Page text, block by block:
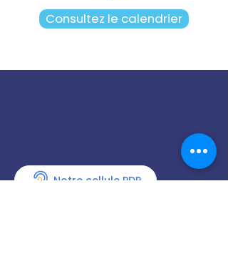
Consultez le calendrier
Notre cellule PDP